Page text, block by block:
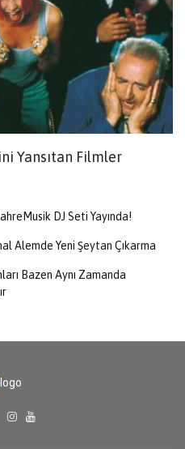
Yansıtan Filmler
DJ Seti Yayında!
Alemde Yeni Şeytan Çıkarma
Bazen Aynı Zamanda